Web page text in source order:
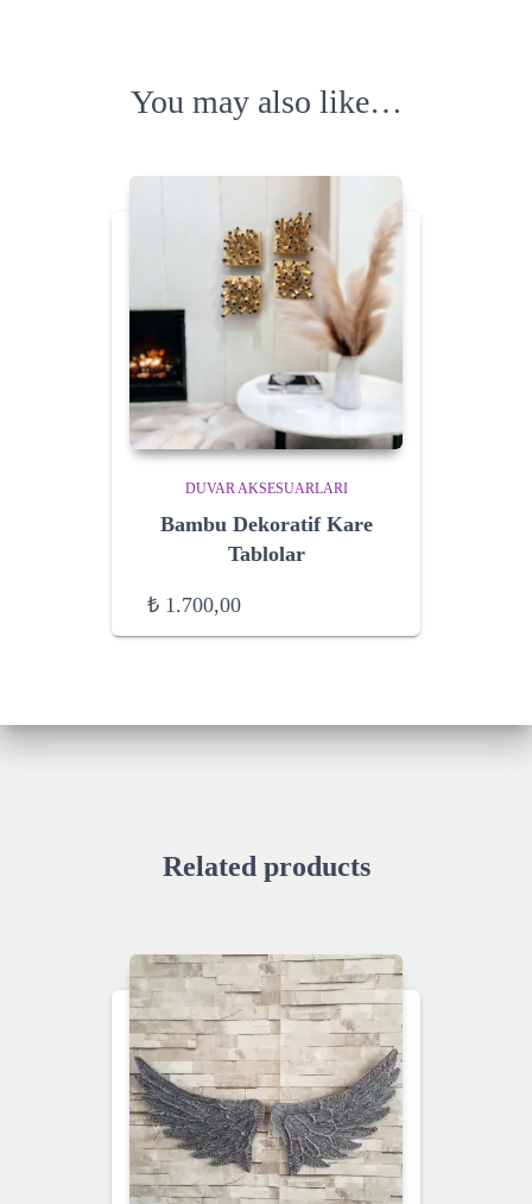
You may also like…
DUVAR AKSESUARLARI
Bambu Dekoratif Kare
Tablolar
₺ 1.700,00
Related products